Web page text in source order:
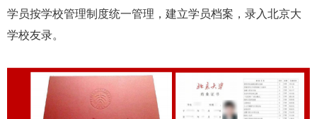
学员按学校管理制度统一管理，建立学员档案，录入北京大
学校友录。